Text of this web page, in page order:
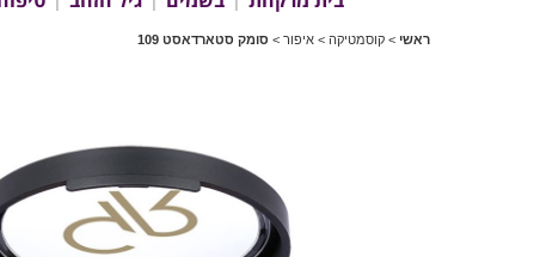
ראשי > קוסמטיקה > איפור > סומק סטארדאסט 109